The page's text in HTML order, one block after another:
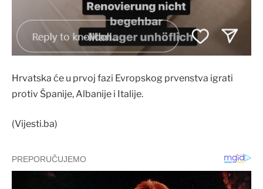
Hrvatska će u prvoj fazi Evropskog prvenstva igrati
protiv Španije, Albanije i Italije.
(Vijesti.ba)